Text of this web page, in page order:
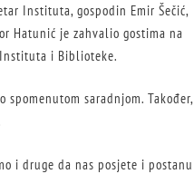
Instituta, gospodin Emir Šečić,
Hatunić je zahvalio gostima na
i Biblioteke.
saradnjom. Također,
i druge da nas posjete i postanu